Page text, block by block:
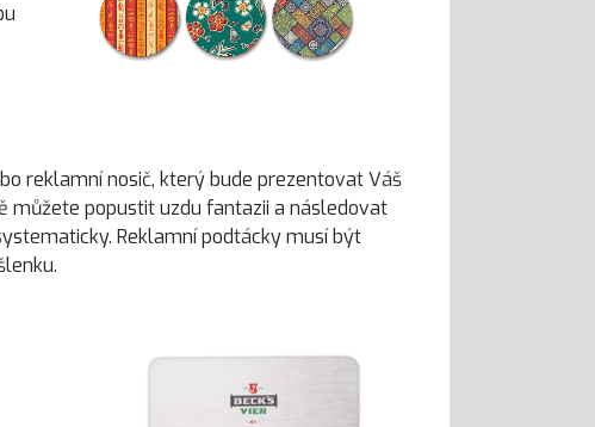
reklamní nosič, který bude prezentovat Váš
můžete popustit uzdu fantazii a následovat
Reklamní podtácky musí být